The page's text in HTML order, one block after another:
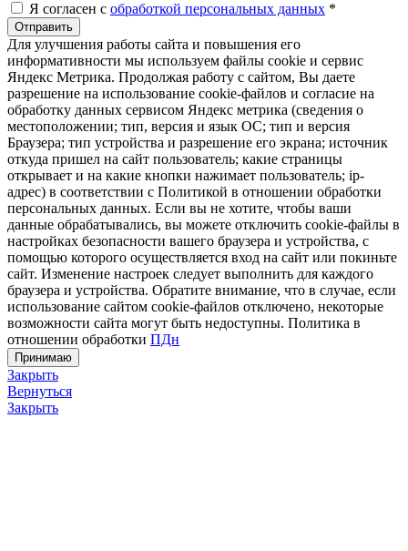
Я согласен с обработкой персональных данных *
Отправить
Для улучшения работы сайта и повышения его
информативности мы используем файлы cookie и сервис
Яндекс Метрика. Продолжая работу с сайтом, Вы даете
разрешение на использование cookie-файлов и согласие на
обработку данных сервисом Яндекс метрика (сведения о
местоположении; тип, версия и язык ОС; тип и версия
Браузера; тип устройства и разрешение его экрана; источник
откуда пришел на сайт пользователь; какие страницы
открывает и на какие кнопки нажимает пользователь; ip-
адрес) в соответствии с Политикой в отношении обработки
персональных данных. Если вы не хотите, чтобы ваши
данные обрабатывались, вы можете отключить cookie-файлы в
настройках безопасности вашего браузера и устройства, с
помощью которого осуществляется вход на сайт или покиньте
сайт. Изменение настроек следует выполнить для каждого
браузера и устройства. Обратите внимание, что в случае, если
использование сайтом cookie-файлов отключено, некоторые
возможности сайта могут быть недоступны. Политика в
отношении обработки ПДн
Принимаю
Закрыть
Вернуться
Закрыть